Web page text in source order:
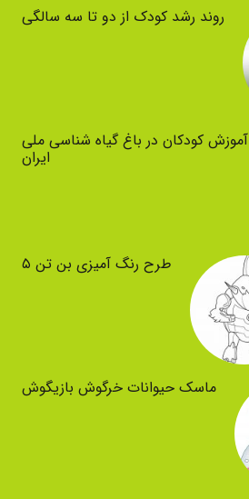
روند رشد کودک از دو تا سه سالگی
آموزش کودکان در باغ گیاه شناسی ملی
ایران
طرح رنگ آمیزی بن تن ۵
ماسک حیوانات خرگوش بازیگوش